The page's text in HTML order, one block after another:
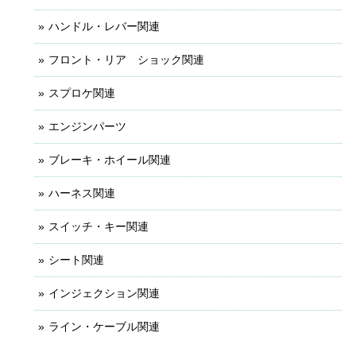
ハンドル・レバー関連
フロント・リア ショック関連
スプロケ関連
エンジンパーツ
ブレーキ・ホイール関連
ハーネス関連
スイッチ・キー関連
シート関連
インジェクション関連
ライン・ケーブル関連